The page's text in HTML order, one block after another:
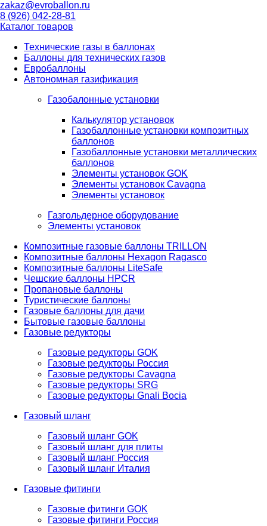
zakaz@evroballon.ru
8 (926) 042-28-81
Каталог товаров
Технические газы в баллонах
Баллоны для технических газов
Евробаллоны
Автономная газификация
Газобалонные установки
Калькулятор установок
Газобаллонные установки композитных
баллонов
Газобаллонные установки металлических
баллонов
Элементы установок GOK
Элементы установок Cavagna
Элементы установок
Газгольдерное оборудование
Элементы установок
Композитные газовые баллоны TRILLON
Композитные баллоны Hexagon Ragasco
Композитные баллоны LiteSafe
Чешские баллоны HPCR
Пропановые баллоны
Туристические баллоны
Газовые баллоны для дачи
Бытовые газовые баллоны
Газовые редукторы
Газовые редукторы GOK
Газовые редукторы Россия
Газовые редукторы Cavagna
Газовые редукторы SRG
Газовые редукторы Gnali Bocia
Газовый шланг
Газовый шланг GOK
Газовый шланг для плиты
Газовый шланг Россия
Газовый шланг Италия
Газовые фитинги
Газовые фитинги GOK
Газовые фитинги Россия